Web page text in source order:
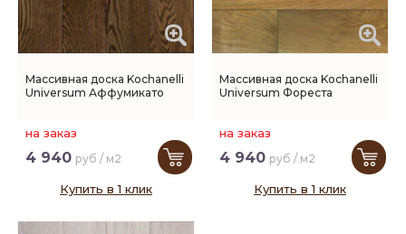
Массивная доска Kochanelli
Universum Аффумикато
на заказ
4 940 руб / м2
Купить в 1 клик
Массивная доска Kochanelli
Universum Фореста
на заказ
4 940 руб / м2
Купить в 1 клик